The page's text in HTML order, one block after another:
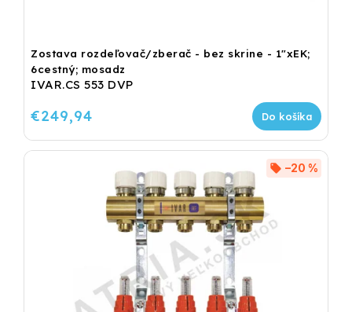
Zostava rozdeľovač/zberač - bez skrine - 1"xEK;
6cestný; mosadz
IVAR.CS 553 DVP
€249,94 Do košíka
–20 %